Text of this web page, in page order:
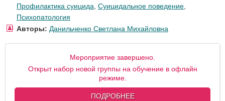
Профилактика суицида, Суицидальное поведение,
Психопатология
Авторы: Данильченко Светлана Михайловна
Мероприятие завершено.
Открыт набор новой группы на обучение в офлайн
режиме.
ПОДРОБНЕЕ